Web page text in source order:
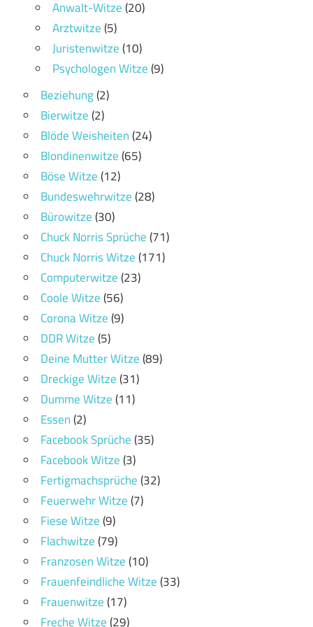
Anwalt-Witze(20)
Arztwitze(5)
Juristenwitze(10)
Psychologen Witze(9)
Beziehung(2)
Bierwitze(2)
Blöde Weisheiten(24)
Blondinenwitze(65)
Böse Witze(12)
Bundeswehrwitze(28)
Bürowitze(30)
Chuck Norris Sprüche(71)
Chuck Norris Witze(171)
Computerwitze(23)
Coole Witze(56)
Corona Witze(9)
DDR Witze(5)
Deine Mutter Witze(89)
Dreckige Witze(31)
Dumme Witze(11)
Essen(2)
Facebook Sprüche(35)
Facebook Witze(3)
Fertigmachsprüche(32)
Feuerwehr Witze(7)
Fiese Witze(9)
Flachwitze(79)
Franzosen Witze(10)
Frauenfeindliche Witze(33)
Frauenwitze(17)
Freche Witze(29)